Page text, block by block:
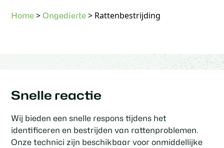
Home >Ongedierte > Rattenbestrijding
Snelle reactie
Wij bieden een snelle respons tijdens het
identificeren en bestrijden van rattenproblemen.
Onze technici zijn beschikbaar voor onmiddellijke